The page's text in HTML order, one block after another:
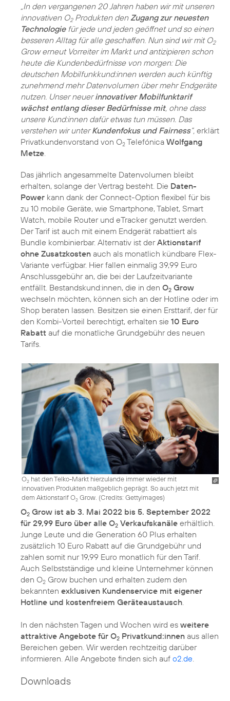
„In den vergangenen 20 Jahren haben wir mit unseren
innovativen O2Produkten den Zugang zur neuesten
Technologiefür jede und jeden geöffnet und so einen
besseren Alltag für alle geschaffen. Nun sind wir mit O2
Grow erneut Vorreiter im Markt und antizipieren schon
heute die Kundenbedürfnisse von morgen: Die
deutschen Mobilfunkkund:innen werden auch künftig
zunehmend mehr Datenvolumen über mehr Endgeräte
nutzen. Unser neuerinnovativer Mobilfunktarif
wächst entlang dieser Bedürfnisse mit, ohne dass
unsere Kund:innen dafür etwas tun müssen. Das
verstehen wir unterKundenfokus und Fairness“, erklärt
Privatkundenvorstand von O2 Telefónica Wolfgang
Metze
Das jährlich angesammelte Datenvolumen bleibt
erhalten, solange der Vertrag besteht. Die Daten-
Power kann dank der Connect-Option flexibel für bis
zu 10 mobile Geräte, wie Smartphone, Tablet, Smart
Watch, mobile Router und eTracker genutzt werden.
Der Tarif ist auch mit einem Endgerät rabattiert als
Bundle kombinierbar. Alternativ ist derAktionstarif
ohne Zusatzkosten auch als monatlich kündbare Flex-
Variante verfügbar. Hier fallen einmalig 39,99 Euro
Anschlussgebühr an, die bei der Laufzeitvariante
entfällt. Bestandskund:innen, die in den O2 Grow
wechseln möchten, können sich an der Hotline oder im
Shop beraten lassen. Besitzen sie einen Ersttarif, der für
den Kombi-Vorteil berechtigt, erhalten sie 10 Euro
Rabatt auf die monatliche Grundgebühr des neuen
Tarifs.
O2 hat den Telko-Markt hierzulande immer wieder mit
innovativen Produkten maßgeblich geprägt. So auch jetzt mit
dem Aktionstarif O2 Grow. (Credits: Gettyimages)
O2 Grow ist ab 3. Mai 2022 bis 5. September 2022
für 29,99 Euro über alle O2 Verkaufskanäle erhältlich.
Junge Leute und die Generation 60 Plus erhalten
zusätzlich 10 Euro Rabatt auf die Grundgebühr und
zahlen somit nur 19,99 Euro monatlich für den Tarif.
Auch Selbstständige und kleine Unternehmer können
den O2 Grow buchen und erhalten zudem den
bekannten exklusiven Kundenservice mit eigener
Hotline und kostenfreiem Geräteaustausch.
In den nächsten Tagen und Wochen wird es weitere
attraktive Angebote für O2 Privatkund:innen aus allen
Bereichen geben. Wir werden rechtzeitig darüber
informieren. Alle Angebote finden sich auf o2.de.
Downloads